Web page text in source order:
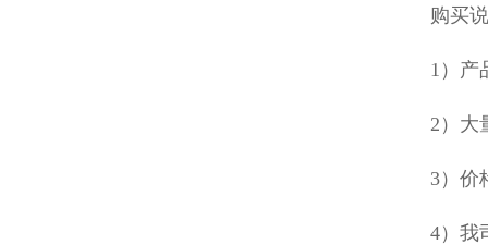
购买
1）产
2）大
3）价
4）我